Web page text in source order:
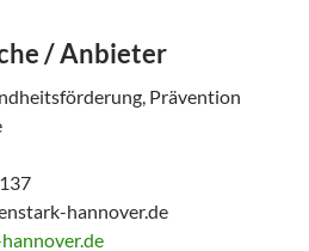
/ Anbieter
Prävention
hannover.de